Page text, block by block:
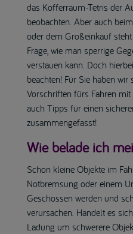
das Kofferraum-Tetris der
beobachten. Aber auch
oder dem Großeinkauf
Frage, wie man sperrige
verstauen kann. Doch
beachten! Für Sie haben
Vorschriften fürs Fahren
auch Tipps für einen
zusammengefasst!
Wie belade ich
Schon kleine Objekte im
Notbremsung oder einem
Geschossen werden und
verursachen. Handelt es
Ladung um schwerere